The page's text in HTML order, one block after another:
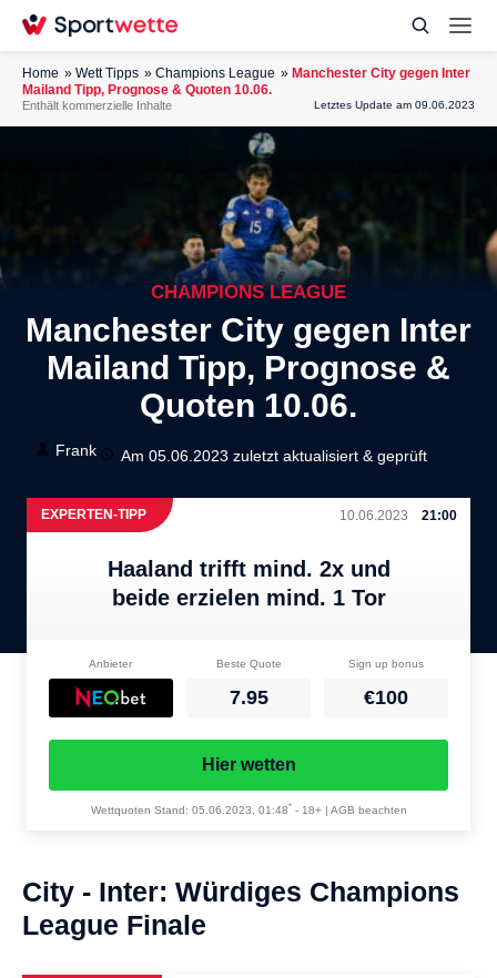
Home Wett Tipps Champions League
Manchester City gegen Inter
Mailand Tipp, Prognose & Quoten 10.06.
Enthält kommerzielle Inhalte Letztes Update am 09.06.2023
CHAMPIONS LEAGUE
Manchester City gegen Inter
Mailand Tipp, Prognose &
Quoten 10.06.
Frank Am 05.06.2023 zuletzt aktualisiert & geprüft
EXPERTEN-TIPP 10.06.2023 21:00
Haaland trifft mind. 2x und
beide erzielen mind. 1 Tor
Anbieter Beste Quote
7.95
Sign up bonus
€100
Hier wetten
Wettquoten Stand: 05.06.2023, 01:48*- 18+ | AGB beachten
City - Inter: Würdiges Champions
League Finale